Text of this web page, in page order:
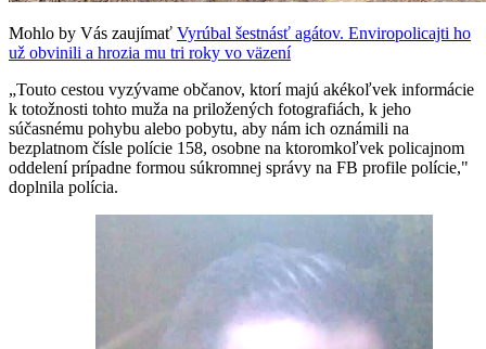
Mohlo by Vás zaujímať Vyrúbal šestnásť agátov. Enviropolicajti ho
už obvinili a hrozia mu tri roky vo väzení
„Touto cestou vyzývame občanov, ktorí majú akékoľvek informácie
k totožnosti tohto muža na priložených fotografiách, k jeho
súčasnému pohybu alebo pobytu, aby nám ich oznámili na
bezplatnom čísle polície 158, osobne na ktoromkoľvek policajnom
oddelení prípadne formou súkromnej správy na FB profile polície,"
doplnila polícia.